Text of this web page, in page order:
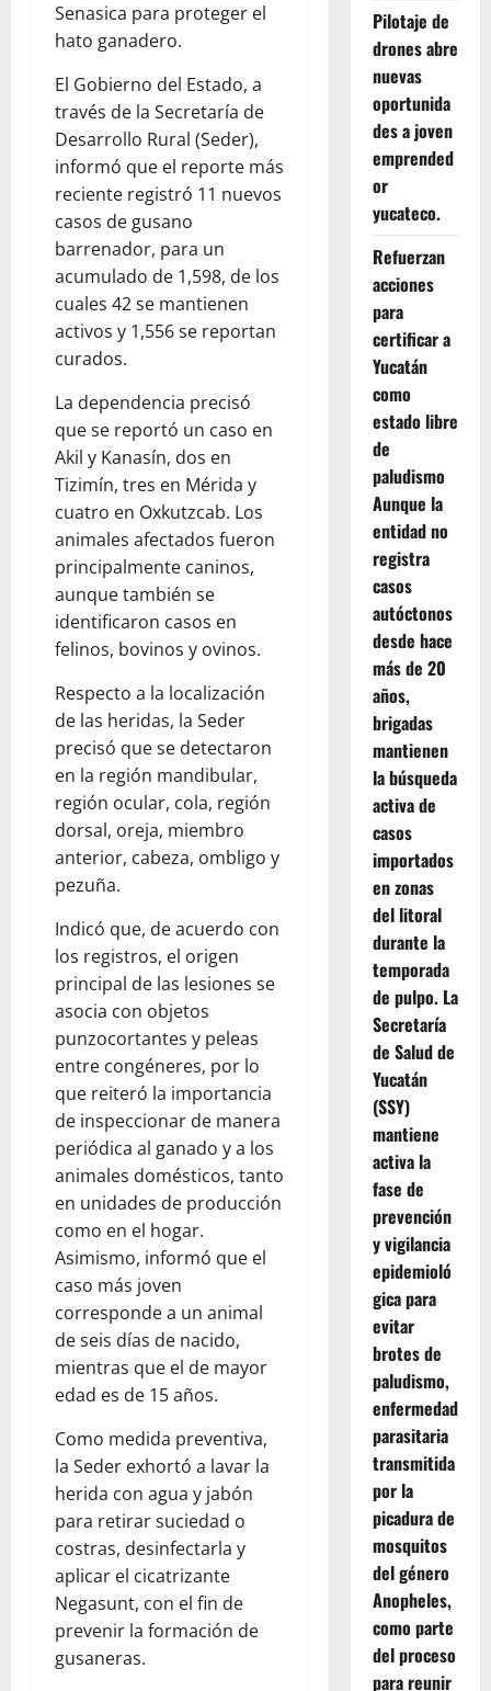
Senasica para proteger el
hato ganadero.
El Gobierno del Estado, a
través de la Secretaría de
Desarrollo Rural (Seder),
informó que el reporte más
reciente registró 11 nuevos
casos de gusano
barrenador, para un
acumulado de 1,598, de los
cuales 42 se mantienen
activos y 1,556 se reportan
curados.
La dependencia precisó
que se reportó un caso en
Akil y Kanasín, dos en
Tizimín, tres en Mérida y
cuatro en Oxkutzcab. Los
animales afectados fueron
principalmente caninos,
aunque también se
identificaron casos en
felinos, bovinos y ovinos.
Respecto a la localización
de las heridas, la Seder
precisó que se detectaron
en la región mandibular,
región ocular, cola, región
dorsal, oreja, miembro
anterior, cabeza, ombligo y
pezuña.
Indicó que, de acuerdo con
los registros, el origen
principal de las lesiones se
asocia con objetos
punzocortantes y peleas
entre congéneres, por lo
que reiteró la importancia
de inspeccionar de manera
periódica al ganado y a los
animales domésticos, tanto
en unidades de producción
como en el hogar.
Asimismo, informó que el
caso más joven
corresponde a un animal
de seis días de nacido,
mientras que el de mayor
edad es de 15 años.
Como medida preventiva,
la Seder exhortó a lavar la
herida con agua y jabón
para retirar suciedad o
costras, desinfectarla y
aplicar el cicatrizante
Negasunt, con el fin de
prevenir la formación de
gusaneras.
Pilotaje de
drones abre
nuevas
oportunida
des a joven
emprended
or
yucateco.
Refuerzan
acciones
para
certificar a
Yucatán
como
estado libre
de
paludismo
Aunque la
entidad no
registra
casos
autóctonos
desde hace
más de 20
años,
brigadas
mantienen
la búsqueda
activa de
casos
importados
en zonas
del litoral
durante la
temporada
de pulpo. La
Secretaría
de Salud de
Yucatán
(SSY)
mantiene
activa la
fase de
prevención
y vigilancia
epidemioló
gica para
evitar
brotes de
paludismo,
enfermedad
parasitaria
transmitida
por la
picadura de
mosquitos
del género
Anopheles,
como parte
del proceso
para reunir